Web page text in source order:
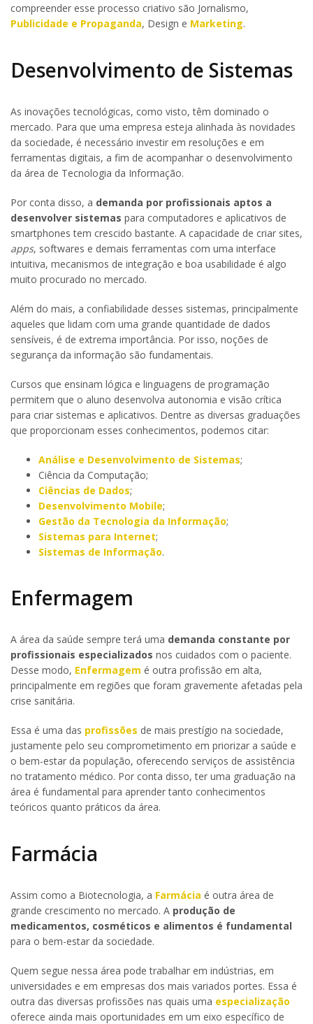
compreender esse processo criativo são Jornalismo,
Publicidade e Propaganda, Design e Marketing.
Desenvolvimento de Sistemas
As inovações tecnológicas, como visto, têm dominado o
mercado. Para que uma empresa esteja alinhada às novidades
da sociedade, é necessário investir em resoluções e em
ferramentas digitais, a fim de acompanhar o desenvolvimento
da área de Tecnologia da Informação.
Por conta disso, a demanda por profissionais aptos a
desenvolver sistemas para computadores e aplicativos de
smartphones tem crescido bastante. A capacidade de criar sites,
apps, softwares e demais ferramentas com uma interface
intuitiva, mecanismos de integração e boa usabilidade é algo
muito procurado no mercado.
Além do mais, a confiabilidade desses sistemas, principalmente
aqueles que lidam com uma grande quantidade de dados
sensíveis, é de extrema importância. Por isso, noções de
segurança da informação são fundamentais.
Cursos que ensinam lógica e linguagens de programação
permitem que o aluno desenvolva autonomia e visão crítica
para criar sistemas e aplicativos. Dentre as diversas graduações
que proporcionam esses conhecimentos, podemos citar:
Análise e Desenvolvimento de Sistemas;
Ciência da Computação;
Ciências de Dados;
Desenvolvimento Mobile;
Gestão da Tecnologia da Informação;
Sistemas para Internet;
Sistemas de Informação.
Enfermagem
A área da saúde sempre terá uma demanda constante por
profissionais especializados nos cuidados com o paciente.
Desse modo, Enfermagem é outra profissão em alta,
principalmente em regiões que foram gravemente afetadas pela
crise sanitária.
Essa é uma das profissões de mais prestígio na sociedade,
justamente pelo seu comprometimento em priorizar a saúde e
o bem-estar da população, oferecendo serviços de assistência
no tratamento médico. Por conta disso, ter uma graduação na
área é fundamental para aprender tanto conhecimentos
teóricos quanto práticos da área.
Farmácia
Assim como a Biotecnologia, a Farmácia é outra área de
grande crescimento no mercado. A produção de
medicamentos, cosméticos e alimentos é fundamental
para o bem-estar da sociedade.
Quem segue nessa área pode trabalhar em indústrias, em
universidades e em empresas dos mais variados portes. Essa é
outra das diversas profissões nas quais uma especialização
oferece ainda mais oportunidades em um eixo específico de